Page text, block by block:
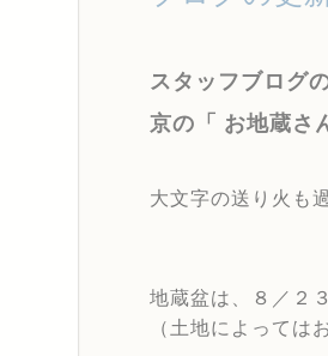
スタッフブログ
京の「 お地蔵さ
大文字の送り火も
地蔵盆は、８／２
（土地によっては